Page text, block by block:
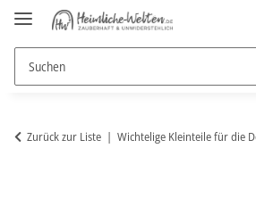
Zurück zur Liste Wichtelige Kleinteile für die